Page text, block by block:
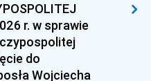
1994
1991
r. w sprawie
do
Wojciecha